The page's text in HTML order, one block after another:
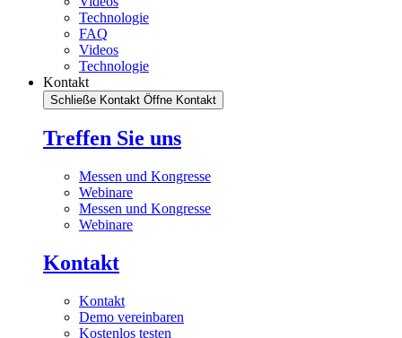
Technologie
FAQ
Videos
Technologie
Kontakt
Schließe Kontakt Öffne Kontakt
Treffen Sie uns
Messen und Kongresse
Webinare
Messen und Kongresse
Webinare
Kontakt
Kontakt
Demo vereinbaren
Kostenlos testen